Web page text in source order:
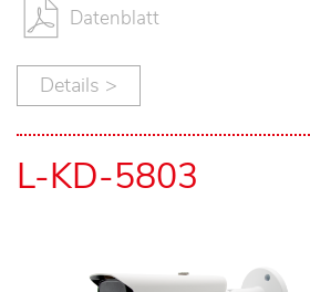
Datenblatt
Details >
L-KD-5803